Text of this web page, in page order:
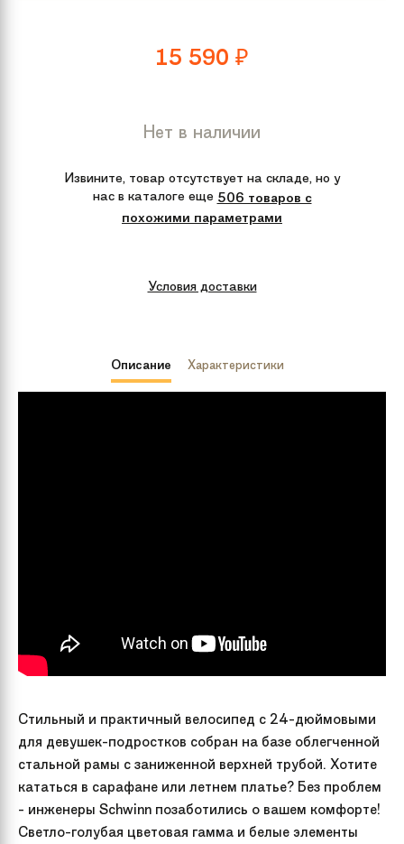
15 590 ₽
Нет в наличии
Извините, товар отсутствует на складе, но у
нас в каталоге еще 506 товаров с
похожими параметрами
Условия доставки
Описание Характеристики
Стильный и практичный велосипед с 24-дюймовыми
для девушек-подростков собран на базе облегченной
стальной рамы с заниженной верхней трубой. Хотите
кататься в сарафане или летнем платье? Без проблем
- инженеры Schwinn позаботились о вашем комфорте!
Светло-голубая цветовая гамма и белые элементы